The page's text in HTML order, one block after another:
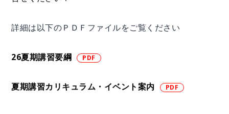
詳細は以下のＰＤＦファイルをご覧ください
26夏期講習要綱
夏期講習カリキュラム・イベント案内